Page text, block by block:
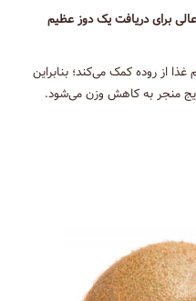
برای دریافت یک دوز عظیم
از روده کمک می‌کند؛ بنابراین
منجر به کاهش وزن می‌شود.